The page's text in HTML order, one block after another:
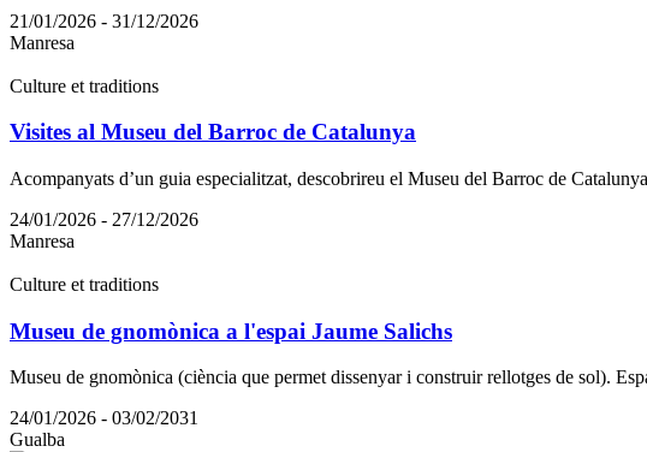
21/01/2026 - 31/12/2026
Manresa
Culture et traditions
Visites al Museu del Barroc de Catalunya
Acompanyats d’un guia especialitzat, descobrireu el Museu del Barroc de
24/01/2026 - 27/12/2026
Manresa
Culture et traditions
Museu de gnomònica a l'espai Jaume Salichs
Museu de gnomònica (ciència que permet dissenyar i construir rellotges de sol).
24/01/2026 - 03/02/2031
Gualba